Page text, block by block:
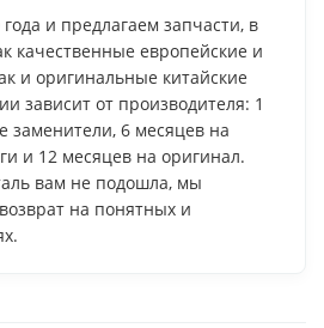
и предлагаем запчасти, в
качественные европейские и
и оригинальные китайские
зависит от производителя: 1
заменители, 6 месяцев на
и 12 месяцев на оригинал.
вам не подошла, мы
на понятных и